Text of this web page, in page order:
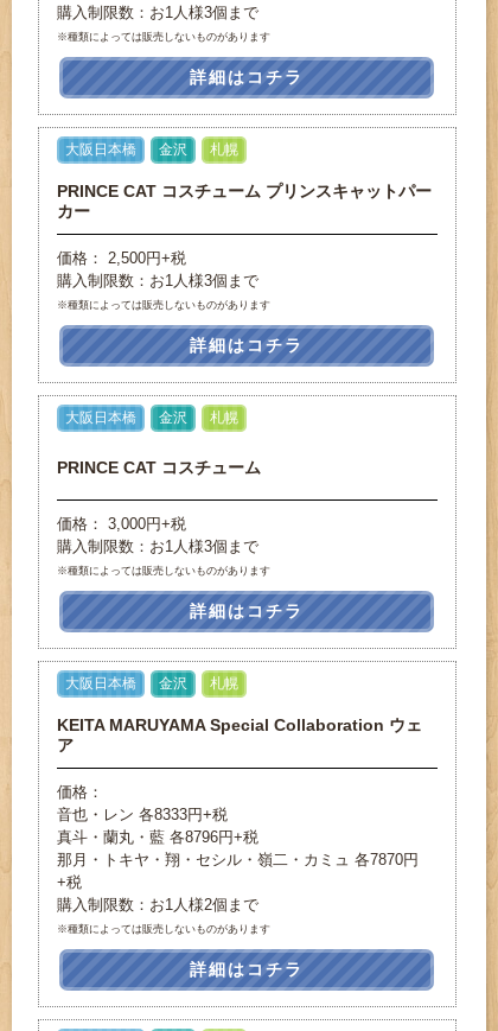
購入制限数：お1人様3個まで
※種類によっては販売しないものがあります
詳細はコチラ
大阪日本橋 金沢 札幌
PRINCE CAT コスチューム プリンスキャットパー
カー
価格： 2,500円+税
購入制限数：お1人様3個まで
※種類によっては販売しないものがあります
詳細はコチラ
大阪日本橋 金沢 札幌
PRINCE CAT コスチューム
価格： 3,000円+税
購入制限数：お1人様3個まで
※種類によっては販売しないものがあります
詳細はコチラ
大阪日本橋 金沢 札幌
KEITA MARUYAMA Special Collaboration ウェ
ア
価格：
音也・レン 各8333円+税
真斗・蘭丸・藍 各8796円+税
那月・トキヤ・翔・セシル・嶺二・カミュ 各7870円
+税
購入制限数：お1人様2個まで
※種類によっては販売しないものがあります
詳細はコチラ